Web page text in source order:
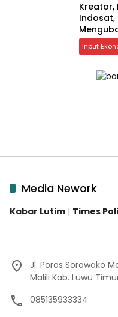
Kreator,
Indosat,
Nyata
Input
Media Nework
Kabar Lutim | Times
Jl. Poros Sorowako
Malili Kab. Luwu
085135933334